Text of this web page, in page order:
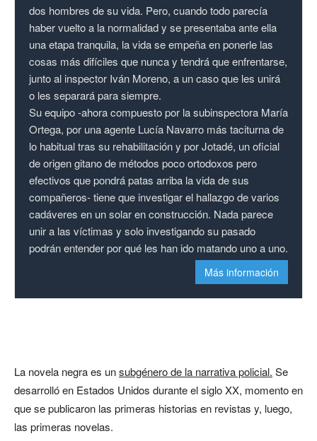
dos hombres de su vida. Pero, cuando todo parecía
haber vuelto a la normalidad y se presentaba ante ella
una etapa tranquila, la vida se empeña en ponerle las
cosas más difíciles que nunca y tendrá que enfrentarse,
junto al inspector Iván Moreno, a un caso que les unirá
o les separará para siempre.
Su equipo -ahora compuesto por la subinspectora María
Ortega, por una agente Lucía Navarro más taciturna de
lo habitual tras su rehabilitación y por Jotadé, un oficial
de origen gitano de métodos poco ortodoxos pero
efectivos que pondrá patas arriba la vida de sus
compañeros- tiene que investigar el hallazgo de varios
cadáveres en un solar en construcción. Nada parece
unir a las víctimas y solo investigando su pasado
podrán entender por qué les han ido matando uno a uno.
Más información
La novela negra es unsubgénero de la narrativa policial. Se
desarrolló en Estados Unidos durante el siglo XX, momento en
que se publicaron las primeras historias en revistas y, luego,
las primeras novelas.